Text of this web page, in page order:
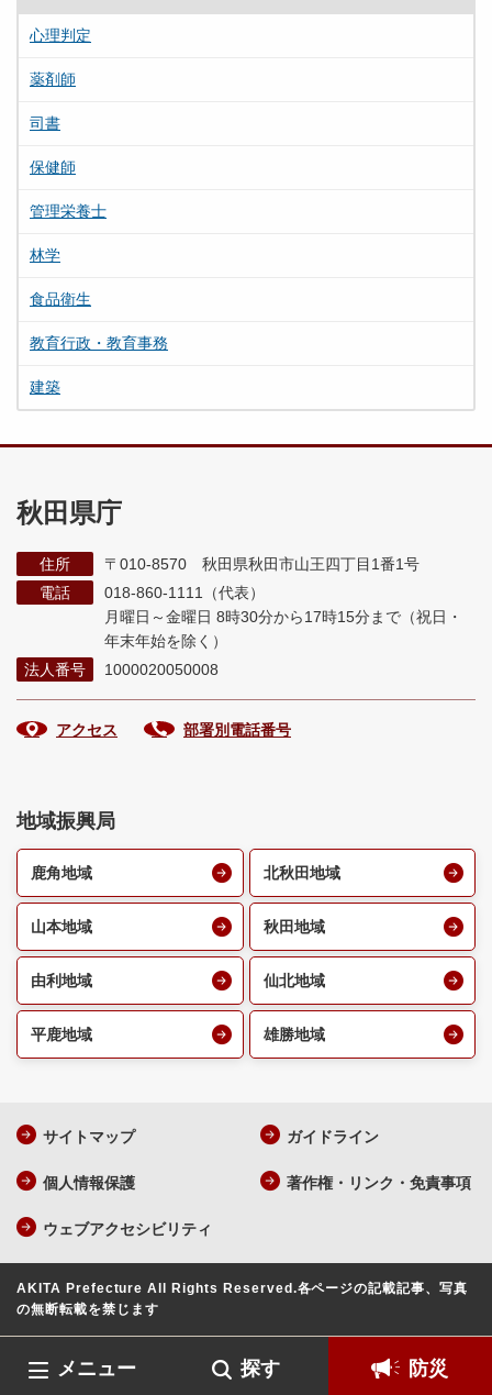
メニュー 探す 防災
心理判定
薬剤師
司書
保健師
管理栄養士
林学
食品衛生
教育行政・教育事務
建築
秋田県庁
住所
〒010-8570 秋田県秋田市山王四丁目1番1号
電話
018-860-1111（代表）
月曜日～金曜日 8時30分から17時15分まで （祝日・
年末年始を除く）
法人番号
1000020050008
アクセス 部署別電話番号
地域振興局
鹿角地域 北秋田地域
山本地域 秋田地域
由利地域 仙北地域
平鹿地域 雄勝地域
サイトマップ ガイドライン
個人情報保護 著作権・リンク・免責事項
ウェブアクセシビリティ
AKITA Prefecture All Rights Reserved.各ページの記載記事、写真
の無断転載を禁じます